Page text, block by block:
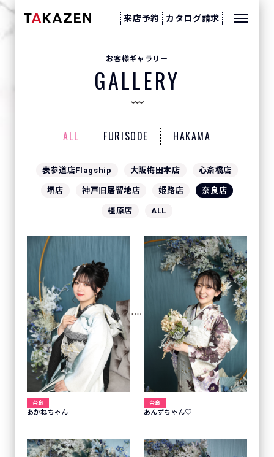
来店予約 カタログ請求
お客様ギャラリー
GALLERY
ALL FURISODE HAKAMA
表参道店Flagship 大阪梅田本店 心斎橋店
堺店 神戸旧居留地店 姫路店 奈良店
橿原店 ALL
奈良
あかねちゃん
奈良
あんずちゃん♡